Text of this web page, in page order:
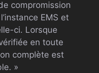
compromission
EMS et
ci. Lorsque
en toute
complète est
»